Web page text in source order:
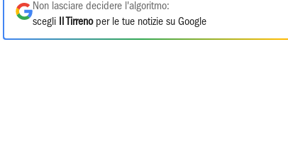
Non lasciare decidere l'algoritmo:
scegli
Il Tirrenoper le tue notizie su Google